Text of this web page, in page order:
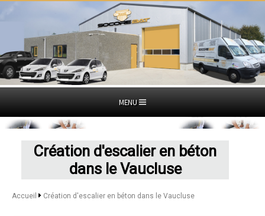
MENU
Création d'escalier en béton
dans le Vaucluse
Accueil Création d'escalier en béton dans le Vaucluse